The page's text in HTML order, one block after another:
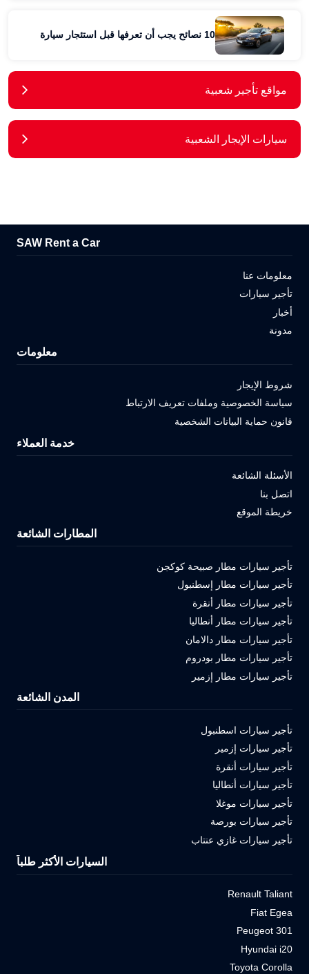
10 نصائح يجب أن تعرفها قبل استئجار سيارة
مواقع تأجير شعبية
سيارات الإيجار الشعبية
SAW Rent a Car
معلومات عنا
تأجير سيارات
أخبار
مدونة
معلومات
شروط الإيجار
سياسة الخصوصية وملفات تعريف الارتباط
قانون حماية البيانات الشخصية
خدمة العملاء
الأسئلة الشائعة
اتصل بنا
خريطة الموقع
المطارات الشائعة
تأجير سيارات مطار صبيحة كوكجن
تأجير سيارات مطار إسطنبول
تأجير سيارات مطار أنقرة
تأجير سيارات مطار أنطاليا
تأجير سيارات مطار دالامان
تأجير سيارات مطار بودروم
تأجير سيارات مطار إزمير
المدن الشائعة
تأجير سيارات اسطنبول
تأجير سيارات إزمير
تأجير سيارات أنقرة
تأجير سيارات أنطاليا
تأجير سيارات موغلا
تأجير سيارات بورصة
تأجير سيارات غازي عنتاب
السيارات الأكثر طلباً
Renault Taliant
Fiat Egea
Peugeot 301
Hyundai i20
Toyota Corolla